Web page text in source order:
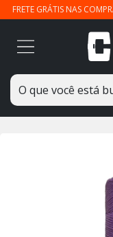
FRETE GRÁTIS NAS